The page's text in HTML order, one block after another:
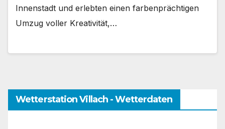
Innenstadt und erlebten einen farbenprächtigen
Umzug voller Kreativität,…
Wetterstation Villach - Wetterdaten